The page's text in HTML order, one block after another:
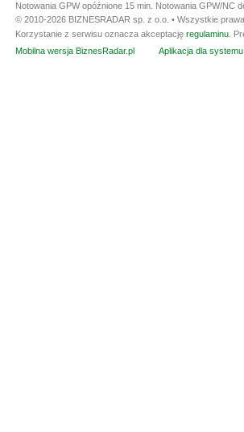
Notowania GPW opóźnione 15 min. Notowania GPW/NC
© 2010-2026 BIZNESRADAR sp. z o.o. • Wszystkie
Korzystanie z serwisu oznacza akceptację regulaminu .
Mobilna wersja BiznesRadar.pl
Aplikacja dla